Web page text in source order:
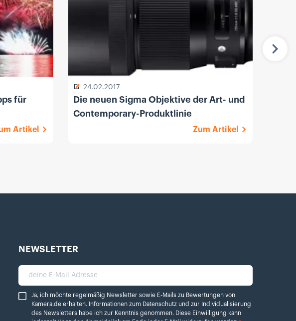
für
Artikel
24.02.2017
Die neuen Sigma Objektive der Art- und
Contemporary-Produktlinie
Zum Artikel
NEWSLETTER
deine E-Mail Adresse
Ja, ich möchte regelmäßig Newsletter sowie E-Mails zu Bewertungen von Kamera.de erhalten.
Ja, ich möchte regelmäßig Newsletter sowie E-Mails zu Bewertungen von
Kamera.de erhalten. Informationen zum Datenschutz und zur Individualisierung
des Newsletters habe ich zur Kenntnis genommen. Diese Einwilligung kann